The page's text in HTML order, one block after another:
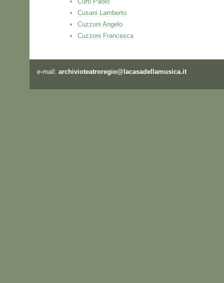
Cusani Lamberto
Cuzzoni Angelo
Cuzzoni Francesca
e-mail: archivioteatroregio@lacasadellamusica.it